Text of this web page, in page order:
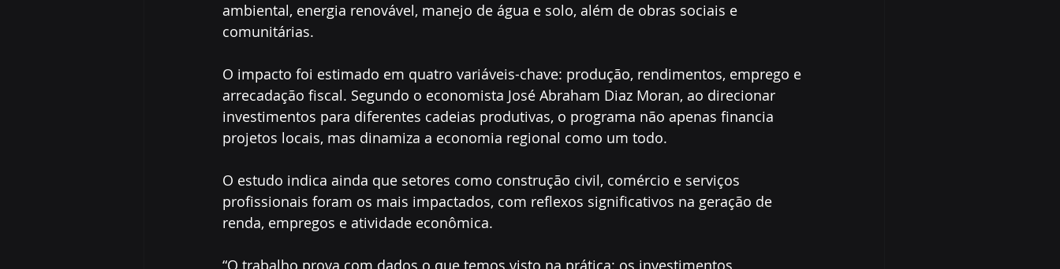
ambiental, energia renovável, manejo de água e solo, além de obras sociais e
comunitárias.
O impacto foi estimado em quatro variáveis-chave: produção, rendimentos, emprego e
arrecadação fiscal. Segundo o economista José Abraham Diaz Moran, ao direcionar
investimentos para diferentes cadeias produtivas, o programa não apenas financia
projetos locais, mas dinamiza a economia regional como um todo.
O estudo indica ainda que setores como construção civil, comércio e serviços
profissionais foram os mais impactados, com reflexos significativos na geração de
renda, empregos e atividade econômica.
“O trabalho prova com dados o que temos visto na prática: os investimentos